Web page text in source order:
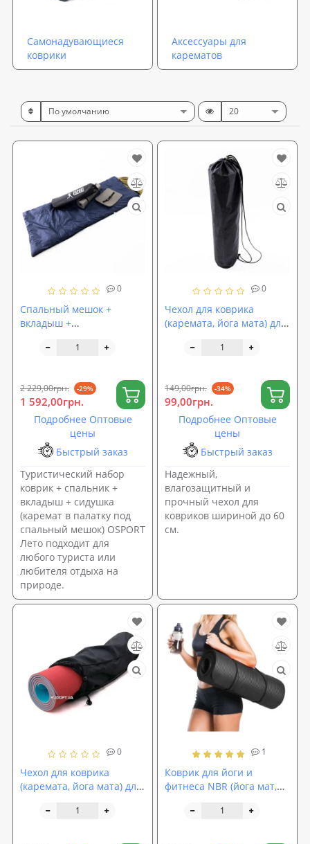
Самонадувающиеся
коврики
Аксессуары для
карематов
0
Спальный мешок +
вкладыш +
сидушка (в палатку под
2 229,00грн. -29%
1 592,00грн.
Подробнее Оптовые
цены
Быстрый заказ
Туристический набор
коврик + спальник +
вкладыш + сидушка
(каремат в палатку под
спальный мешок) OSPORT
Лето подходит для
любого туриста или
любителя отдыха на
природе.
0
Чехол для коврика
(каремата, йога мата) для
OSPORT 13 см (OF-0236)
149,00грн. -34%
99,00грн.
Подробнее Оптовые
цены
Быстрый заказ
Надежный,
влагозащитный и
прочный чехол для
ковриков шириной до 60
см.
0
Чехол для коврика
(каремата, йога мата) для
OSPORT Lite 16 см (FI-
1
Коврик для йоги и
фитнеса NBR (йога мат,
OSPORT Mat Pro 1.5см (FI-